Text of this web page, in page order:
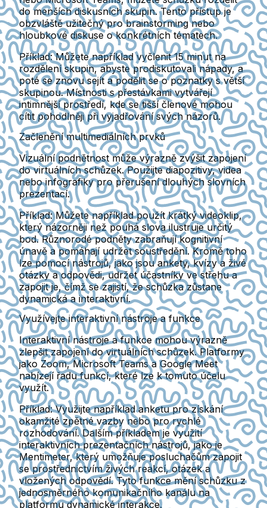
do menších diskusních skupin. Tento přístup je
obzvláště užitečný pro brainstorming nebo
hloubkové diskuse o konkrétních tématech.
Příklad:Můžete například vyčlenit 15 minut na
rozdělení skupin, abyste prodiskutovali nápady, a
poté se znovu sejít a podělit se o poznatky s větší
skupinou. Místnosti s přestávkami vytvářejí
intimnější prostředí, kde se tišší členové mohou
cítit pohodlněji při vyjadřování svých názorů.
Začlenění multimediálních prvků
Vizuální podnětnost může výrazně zvýšit zapojení
do virtuálních schůzek. Použijte diapozitivy, videa
nebo infografiky pro přerušení dlouhých slovních
prezentací.
Příklad:Můžete například použít krátký videoklip,
který názorněji než pouhá slova ilustruje určitý
bod. Různorodé podněty zabraňují kognitivní
únavě a pomáhají udržet soustředění. Kromě toho
lze pomocí nástrojů, jako jsou ankety, kvízy a živé
otázky a odpovědi, udržet účastníky ve střehu a
zapojit je, čímž se zajistí, že schůzka zůstane
dynamická a interaktivní.
Využívejte interaktivní nástroje a funkce
Interaktivní nástroje a funkce mohou výrazně
zlepšit zapojení do virtuálních schůzek. Platformy
jako Zoom, Microsoft Teams a Google Meet
nabízejí řadu funkcí, které lze k tomuto účelu
využít.
Příklad:Využijte například anketu pro získání
okamžité zpětné vazby nebo pro rychlé
rozhodování. Dalším příkladem je využití
interaktivních prezentačních nástrojů, jako je
Mentimeter, který umožňuje posluchačům zapojit
se prostřednictvím živých reakcí, otázek a
vložených odpovědí. Tyto funkce mění schůzku z
jednosměrného komunikačního kanálu na
platformu dynamické interakce.